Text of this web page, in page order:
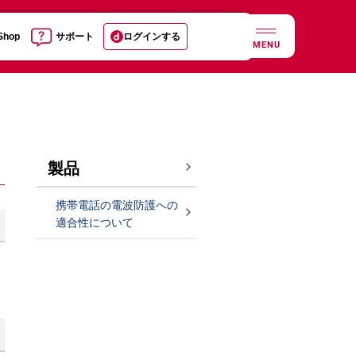
サポート ログインする
MENU
製品
携帯電話の電波防護への
適合性について